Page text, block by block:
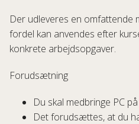
Der udleveres en omfattende
fordel kan anvendes efter
konkrete arbejdsopgaver.
Forudsætning
Du skal medbringe PC
Det forudsættes, at du